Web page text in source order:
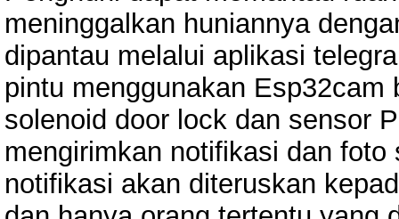
meninggalkan huniannya
dipantau melalui aplikasi
pintu menggunakan
solenoid door lock dan sensor
mengirimkan notifikasi dan
notifikasi akan diteruskan